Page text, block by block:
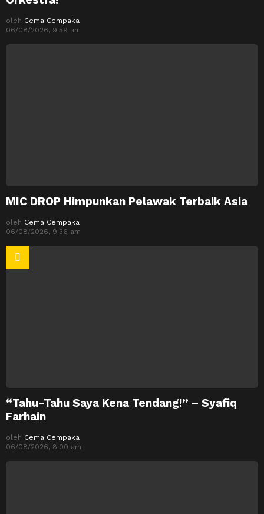
oleh Cema Cempaka
06/08/2026, 9:59 am
MIC DROP Himpunkan Pelawak Terbaik Asia
oleh Cema Cempaka
06/08/2026, 9:36 am
“Tahu-Tahu Saya Kena Tendang!” – Syafiq
Farhain
oleh Cema Cempaka
06/08/2026, 8:00 am